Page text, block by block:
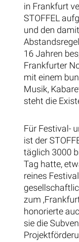
in Frankfurt
STOFFEL
und den
16 Jahren
Frankfurter
mit einem
Musik,
steht die
Für Festival-
ist der
täglich 3000
Tag hatte,
reines
zum
honorierte
sie die